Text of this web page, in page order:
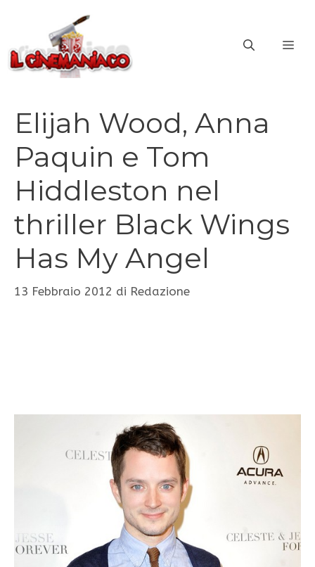
contenuto
Elijah Wood, Anna
Paquin e Tom
Hiddleston nel
thriller Black Wings
Has My Angel
13 Febbraio 2012 di Redazione